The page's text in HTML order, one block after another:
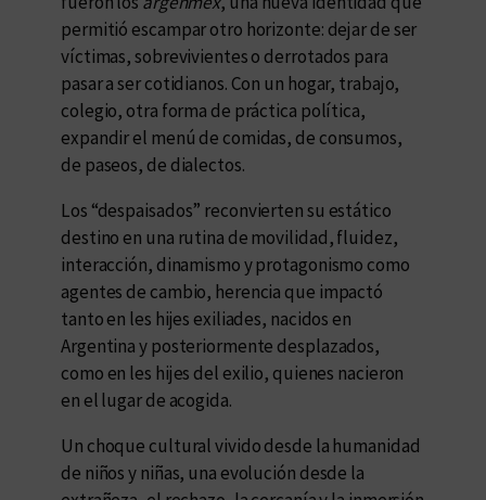
permitió escampar otro horizonte: dejar de ser
víctimas, sobrevivientes o derrotados para
pasar a ser cotidianos. Con un hogar, trabajo,
colegio, otra forma de práctica política,
expandir el menú de comidas, de consumos,
de paseos, de dialectos.
Los “despaisados” reconvierten su estático
destino en una rutina de movilidad, fluidez,
interacción, dinamismo y protagonismo como
agentes de cambio, herencia que impactó
tanto en les hijes exiliades, nacidos en
Argentina y posteriormente desplazados,
como en les hijes del exilio, quienes nacieron
en el lugar de acogida.
Un choque cultural vivido desde la humanidad
de niños y niñas, una evolución desde la